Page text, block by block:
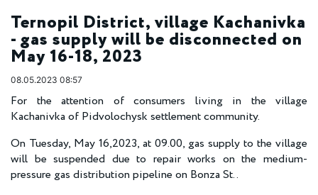
Ternopil District, village Kachanivka
- gas supply will be disconnected on
May 16-18, 2023
08.05.2023 08:57
For the attention of consumers living in the village
Kachanivka of Pidvolochysk settlement community.
On Tuesday, May 16,2023, at 09.00, gas supply to the village
will be suspended due to repair works on the medium-
pressure gas distribution pipeline on Bonza St..